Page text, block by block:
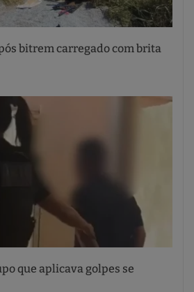
bitrem carregado com brita
que aplicava golpes se